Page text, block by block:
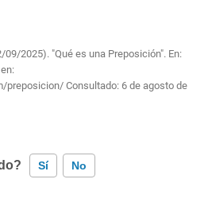
2025). "Qué es una Preposición". En:
preposicion/ Consultado: 6 de agosto de
Sí No
información incorrecta